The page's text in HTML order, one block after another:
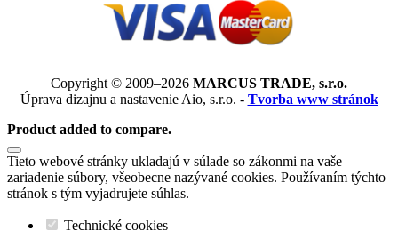
Copyright © 2009–2026 MARCUS TRADE, s.r.o.
Úprava dizajnu a nastavenie Aio, s.r.o. - Tvorba www stránok
Product added to compare.
Tieto webové stránky ukladajú v súlade so zákonmi na vaše
zariadenie súbory, všeobecne nazývané cookies. Používaním týchto
stránok s tým vyjadrujete súhlas.
Technické cookies